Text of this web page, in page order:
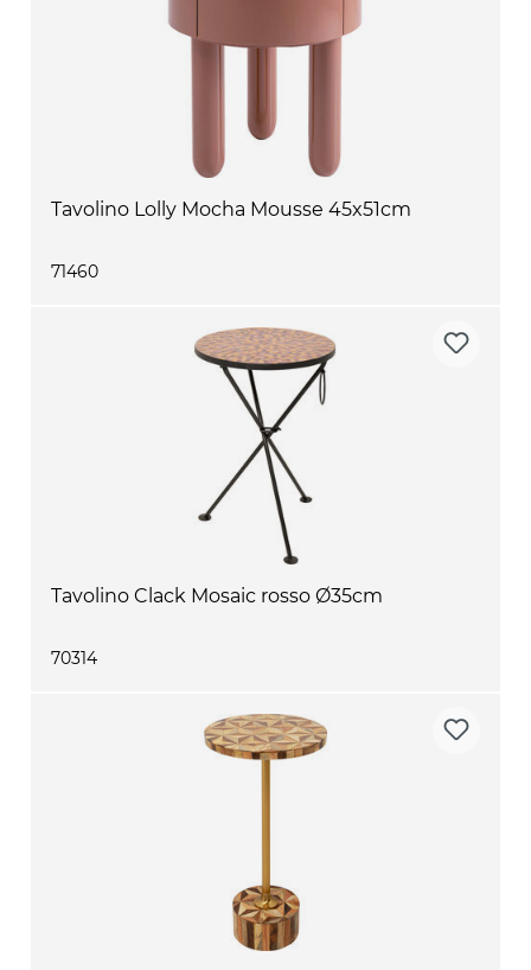
Tavolino Lolly Mocha Mousse 45x51cm
71460
Tavolino Clack Mosaic rosso Ø35cm
70314